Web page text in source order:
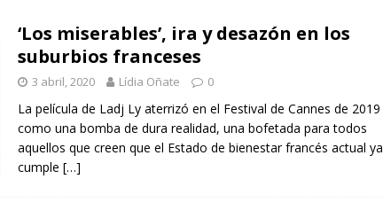
Cannes 2024: día 4. ‘Los hiperbóreos’ y ‘Kinds of Kindness’ FESTIVALES
‘Los miserables’, ira y desazón en los
suburbios franceses
3 abril, 2020 Lídia Oñate 0
La película de Ladj Ly aterrizó en el Festival de Cannes de 2019
como una bomba de dura realidad, una bofetada para todos
aquellos que creen que el Estado de bienestar francés actual ya
cumple […]